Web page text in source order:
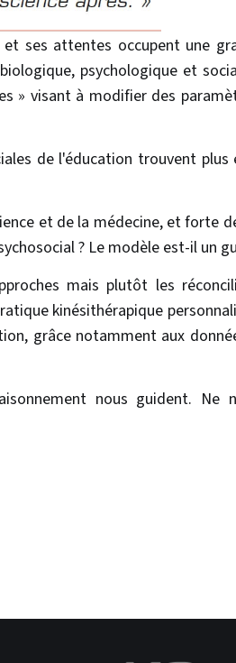
ses attentes occupent une
psychologique et
» visant à modifier des
de l'éducation trouvent plus
et de la médecine, et forte
? Le modèle est-il un
mais plutôt les
kinésithérapique
grâce notamment aux
nous guident. Ne